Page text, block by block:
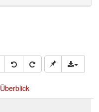
Überblick